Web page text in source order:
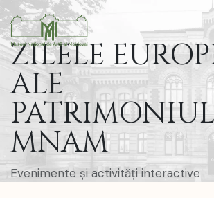
ZILELE
ALE
MNAM
Evenimente și activități interactive